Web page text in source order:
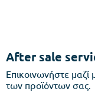
After sale
Επικοινωνήστε
των προϊόντων σας.